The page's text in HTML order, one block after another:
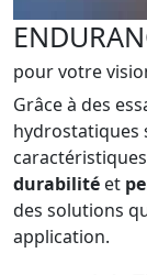
pour votre
Grâce à des
hydrostatiques
durabilité et
des solutions
application.